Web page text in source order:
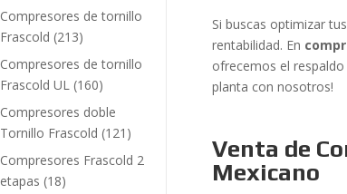
Si buscas optimizar
rentabilidad. En
ofrecemos el
planta con nosotros!
Venta de
Mexicano
Compresores de tornillo
Frascold (213)
Compresores de tornillo
Frascold UL (160)
Compresores doble
Tornillo Frascold (121)
Compresores Frascold 2
etapas (18)